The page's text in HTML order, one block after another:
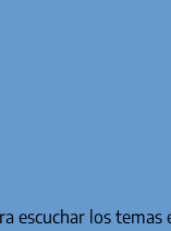
escuchar los